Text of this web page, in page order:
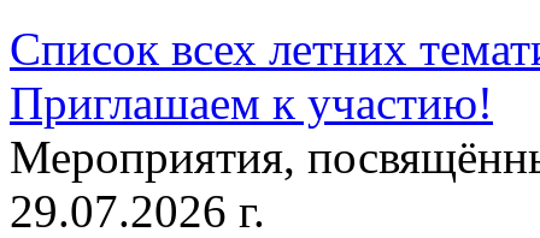
Список всех летних
Приглашаем к участию!
Мероприятия,
29.07.2026 г.